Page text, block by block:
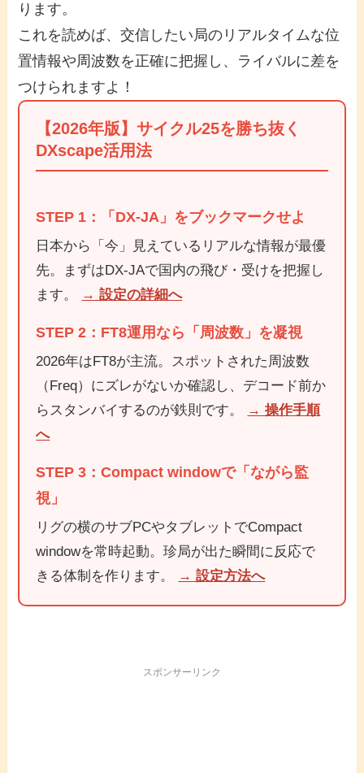
ります。
これを読めば、交信したい局のリアルタイムな位
置情報や周波数を正確に把握し、ライバルに差を
つけられますよ！
【2026年版】サイクル25を勝ち抜く
DXscape活用法
STEP 1：「DX-JA」をブックマークせよ
日本から「今」見えているリアルな情報が最優
先。まずはDX-JAで国内の飛び・受けを把握し
ます。
→ 設定の詳細へ
STEP 2：FT8運用なら「周波数」を凝視
2026年はFT8が主流。スポットされた周波数
（Freq）にズレがないか確認し、デコード前か
らスタンバイするのが鉄則です。
→ 操作手順
へ
STEP 3：Compact windowで「ながら監
視」
リグの横のサブPCやタブレットでCompact
windowを常時起動。珍局が出た瞬間に反応で
きる体制を作ります。
→ 設定方法へ
スポンサーリンク